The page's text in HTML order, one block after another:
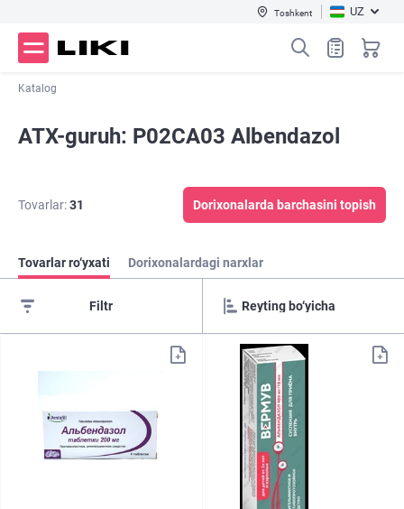
Toshkent UZ
Katalog
ATX-guruh: P02CA03 Albendazol
Tovarlar:31 Dorixonalarda barchasini topish
Tovarlar ro‘yxati Dorixonalardagi narxlar
Filtr